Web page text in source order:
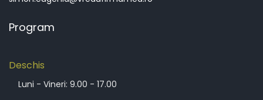
Program
Deschis
Luni - Vineri: 9.00 - 17.00